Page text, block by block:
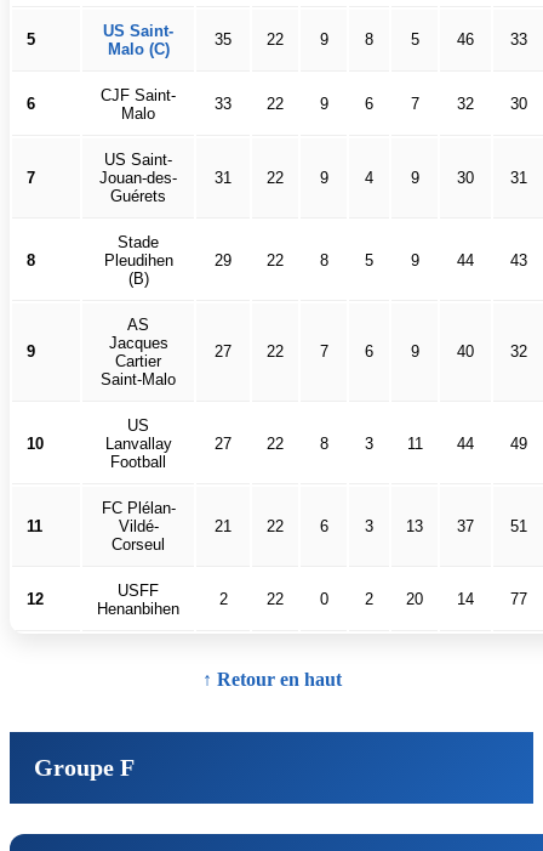
5
US Saint-
Malo (C)
35 22 9 8 5 46 33
6
CJF Saint-
Malo
33 22 9 6 7 32 30
7
US Saint-
Jouan-des-
Guérets
31 22 9 4 9 30 31
8
Stade
Pleudihen
(B)
29 22 8 5 9 44 43
9
AS
Jacques
Cartier
Saint-Malo
27 22 7 6 9 40 32
10
US
Lanvallay
Football
27 22 8 3 11 44 49
11
FC Plélan-
Vildé-
Corseul
21 22 6 3 13 37 51
12
USFF
Henanbihen
2 22 0 2 20 14 77
↑ Retour en haut
Groupe F